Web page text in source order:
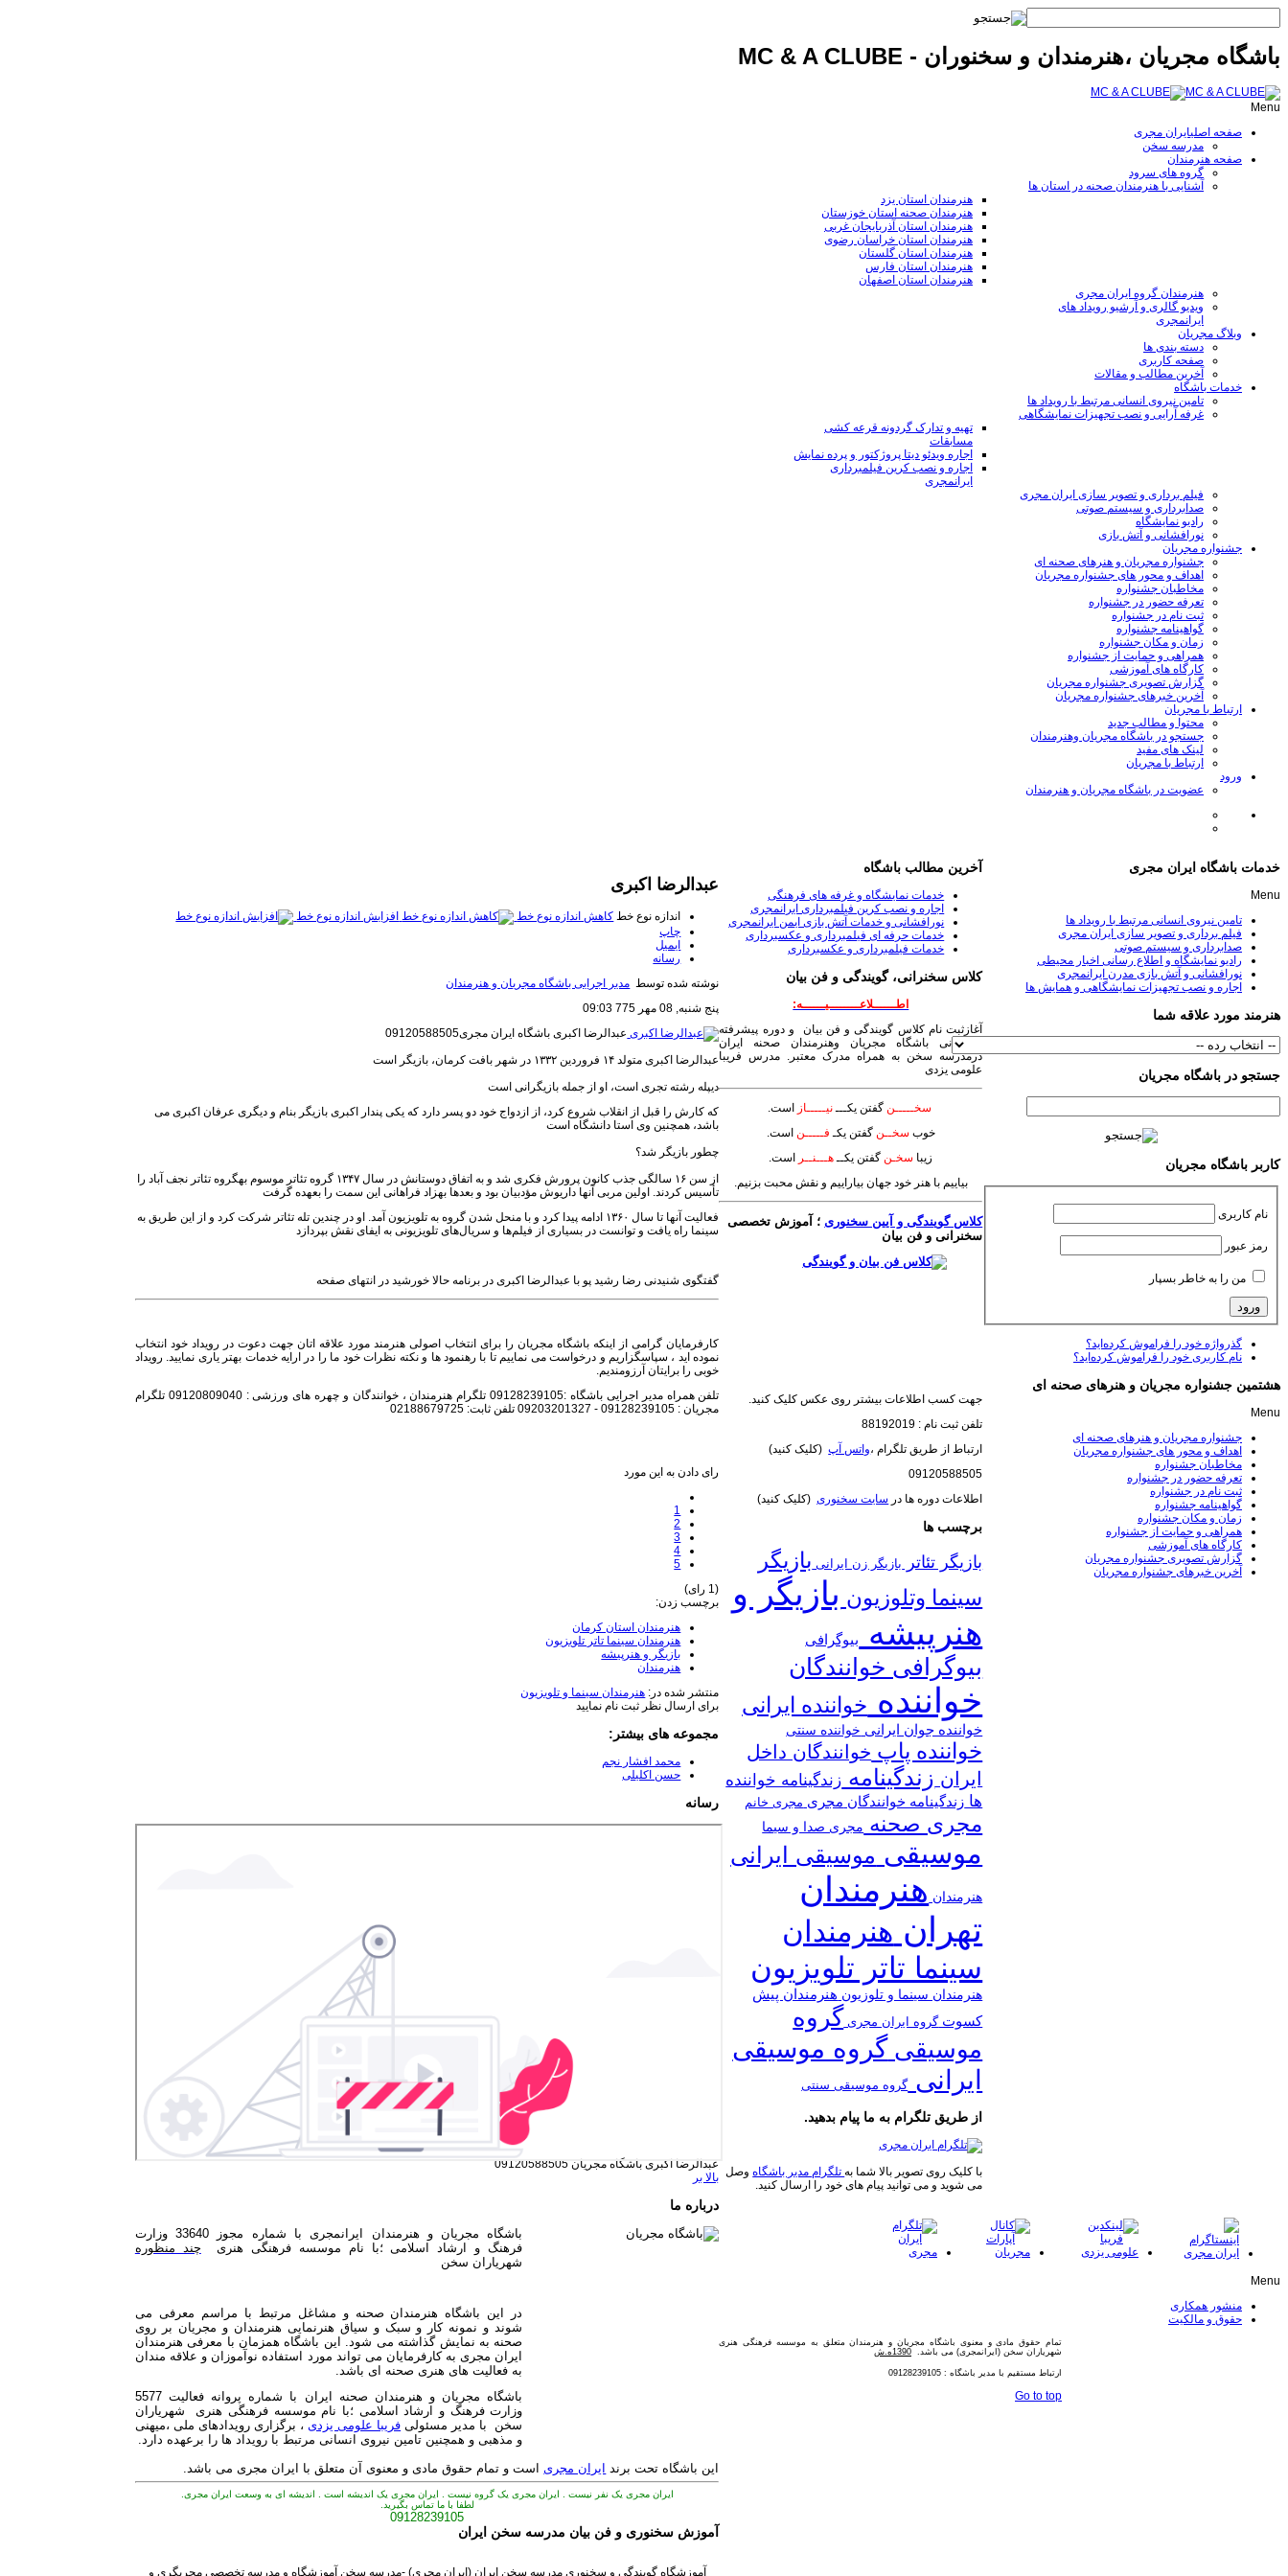
باشگاه مجریان ،هنرمندان و سخنوران - MC & A CLUBE
Menu
صفحه اصلیایران مجری
مدرسه سخن
صفحه هنرمندان
گروه های سرود
آشنایی با هنرمندان صحنه در استان ها
هنرمندان استان یزد
هنرمندان صحنه استان خوزستان
هنرمندان استان آذربایجان غربی
هنرمندان استان خراسان رضوی
هنرمندان استان گلستان
هنرمندان استان فارس
هنرمندان استان اصفهان
هنرمندان گروه ایران مجری
ویدیو گالری و آرشیو رویداد های
ایرانمجری
وبلاگ مجریان
دسته بندی ها
صفحه کاربری
آخرین مطالب و مقالات
خدمات باشگاه
تامین نیروی انسانی مرتبط با رویداد ها
غرفه آرایی و نصب تجهیزات نمایشگاهی
تهیه و تدارک گردونه قرعه کشی
مسابقات
اجاره ویدئو دیتا پروژکتور و پرده نمایش
اجاره و نصب کرین فیلمبرداری
ایرانمجری
فیلم برداری و تصویر سازی ایران مجری
صدابرداری و سیستم صوتی
رادیو نمایشگاه
نورافشانی و آتش بازی
جشنواره مجریان
جشنواره مجریان و هنرهای صحنه ای
اهداف و محور های جشنواره مجریان
مخاطبان جشنواره
تعرفه حضور در جشنواره
ثبت نام در جشنواره
گواهینامه جشنواره
زمان و مکان جشنواره
همراهی و حمایت از جشنواره
کارگاه های آموزشی
گزارش تصویری جشنواره مجریان
آخرین خبرهای جشنواره مجریان
ارتباط با مجریان
محتوا و مطالب جدید
جستجو در باشگاه مجریان وهنرمندان
لینک های مفید
ارتباط با مجریان
ورود
عضویت در باشگاه مجریان و هنرمندان
​عبدالرضا اکبری
اندازه نوع خط کاهش اندازه نوع خط
افزایش اندازه نوع خط
چاپ
ایمیل
رسانه
نوشته شده توسط مدیر اجرایی باشگاه مجریان و هنرمندان
پنج شنبه, 08 مهر 775 09:03
​عبدالرضا اکبری باشگاه ایران مجری09120588505
​عبدالرضا اکبری متولد ۱۴ فروردین ۱۳۳۲ در شهر بافت کرمان، بازیگر است
دیپله رشته تجری است، او از جمله بازیگرانی است
که کارش را قبل از انقلاب شروع کرد، از ازدواج خود دو پسر دارد که یکی پندار اکبری بازیگر بنام و دیگری عرفان اکبری می
باشد، همچنین وی استا دانشگاه است
چطور بازیگر شد؟
از سن ۱۶ سالگی جذب کانون پرورش فکری شد و به اتفاق دوستانش در سال ۱۳۴۷ گروه تئاتر موسوم بهگروه تئاتر نجف آباد را
تأسیس کردند. اولین مربی آنها داریوش مؤدبیان بود و بعدها بهزاد فراهانی این سمت را بعهده گرفت
فعالیت آنها تا سال ۱۳۶۰ ادامه پیدا کرد و با منحل شدن گروه به تلویزیون آمد. او در چندین تله تئاتر شرکت کرد و از این طریق به
سینما راه یافت و توانست در بسیاری از فیلم‌ها و سریال‌های تلویزیونی به ایفای نقش بپردازد
گفتگوی شنیدنی رضا رشید پو با عبدالرضا اکبری در برنامه حالا خورشید در انتهای صفحه
کارفرمایان گرامی از اینکه باشگاه مجریان را برای انتخاب اصولی هنرمند مورد علاقه اتان جهت دعوت در رویداد خود انتخاب
نموده اید ، سپاسگزاریم و درخواست می نماییم تا با رهنمود ها و نکته نظرات خود ما را در ارایه خدمات بهتر یاری نمایید. رویداد
خوبی را برایتان آرزومندیم.
تلفن همراه مدیر اجرایی باشگاه :09128239105 تلگرام هنرمندان ، خوانندگان و چهره های ورزشی : 09120809040 تلگرام
مجریان : 09128239105 - 09203201327 تلفن ثابت: 02188679725
رای دادن به این مورد
1
2
3
4
5
(1 رای)
برچسب زدن:
هنرمندان استان کرمان
هنرمندان سینما تاتر تلویزیون
بازیگر و هنرپیشه
هنرمندان
منتشر شده در: هنرمندان سینما و تلویزیون
برای ارسال نظر ثبت نام نمایید
مجموعه های بیشتر:
محمد افشار نجم
​حسن اکلیلی
رسانه
​عبدالرضا اکبری باشگاه مجریان 09120588505
بالا بر
درباره ما
باشگاه مجریان و هنرمندان ایرانمجری با شماره مجوز 33640 وزارت
فرهنگ و ارشاد اسلامی ؛با نام موسسه فرهنگی هنری چند منظوره
شهریاران سخن
در این باشگاه هنرمندان صحنه و مشاغل مرتبط با مراسم معرفی می
شوند و نمونه کار و سبک و سیاق هنرنمایی هنرمندان و مجریان بر روی
صحنه به نمایش گذاشته می شود. این باشگاه همزمان با معرفی هنرمندان
ایران مجری به کارفرمایان می تواند مورد استفاده نوآموزان و علاقه مندان
به فعالیت های هنری صحنه ای باشد.
باشگاه مجریان و هنرمندان صحنه ایران با شماره پروانه فعالیت 5577
وزارت فرهنگ و ارشاد اسلامی ؛با نام موسسه فرهنگی هنری شهریاران
سخن با مدیر مسئولی فریبا علومی یزدی ، برگزاری رویدادهای ملی ،میهنی
و مذهبی و همچنین تامین نیروی انسانی مرتبط با رویداد ها را برعهده دارد.
این باشگاه تحت برند ایران مجری است و تمام حقوق مادی و معنوی آن متعلق با ایران مجری می باشد.
ایران مجری یک نفر نیست . ایران مجری یک گروه نیست . ایران مجری یک اندیشه است . اندیشه ای به وسعت ایران مجری.
لطفا با ما تماس بگیرید.
09128239105
آموزش سخنوری و فن بیان مدرسه سخن ایران
آموزشگاه گویندگی و سخنوری مدرسه سخن ایران (ایران مجری) -مدرسه سخن آموزشگاه و مدرسه تخصصی مجریگری و
آخرین مطالب باشگاه
خدمات نمایشگاه و غرفه های فرهنگی
اجاره و نصب کرین فیلمبرداری ایرانمجری
نورافشانی و خدمات آتش بازی ایمن ایرانمجری
خدمات حرفه ای فیلمبرداری و عکسبرداری
خدمات فیلمبرداری و عکسبرداری
کلاس سخنرانی، گویندگی و فن بیان
اطــــــلاعــــــــیــــــه:
آغازثبت نام کلاس گویندگی و فن بیان و دوره پیشرفته
سخنرانی باشگاه مجریان وهنرمندان صحنه ایران
درمدرسه سخن به همراه مدرک معتبر. مدرس فریبا
علومی یزدی
سخـــــن گفتن یکـــنیـــــاز
است.
خوب سخــن گفتن یکـ فـــــن است.
زیبا سخـنگفتن یکــهـــنــر
است.
بیاییم با هنر خود جهان بیاراییم و نقش محبت بزنیم.
کلاس گویندگی و آیین سخنوری؛ آموزش تخصصی
سخنرانی و فن بیان
جهت کسب اطلاعات بیشتر روی عکس کلیک کنید.
تلفن ثبت نام : 88192019
ارتباط از طریق تلگرام ،واتس آپ(کلیک کنید)
09120588505
اطلاعات دوره ها در سایت سخنوری(کلیک کنید)
برچسب ها
بازیگر تئاتر بازیگر زن ایرانی بازیگر
سینما وتلوزیون بازیگر و
هنرپیشه
بیوگرافی
بیوگرافی خوانندگان
خواننده خواننده ایرانی
خواننده جوان ایرانی خواننده سنتی
خواننده پاپ خوانندگان داخل
ایران زندگینامه زندگینامه خواننده
ها زندگینامه خوانندگان مجری مجری خانم
مجری صحنه مجری صدا و سیما
موسیقی موسیقی ایرانی
هنرمندان هنرمندان
تهران هنرمندان
سینما تاتر تلویزیون
هنرمندان سینما و تلوزیون هنرمندان پیش
کسوتگروه ایران مجری گروه
موسیقیگروه موسیقی
ایرانیگروه موسیقی سنتی
از طریق تلگرام به ما پیام بدهید.
با کلیک روی تصویر بالا شما بهتلگرام مدیر باشگاهوصل
می شوید و می توانید پیام های خود را ارسال کنید.
خدمات باشگاه ایران مجری
Menu
تامین نیروی انسانی مرتبط با رویداد ها
فیلم برداری و تصویر سازی ایران مجری
صدابرداری و سیستم صوتی
رادیو نمایشگاه و اطلاع رسانی اخبار محیطی
نورافشانی و آتش بازی مدرن ایرانمجری
اجاره و نصب تجهیزات نمایشگاهی و همایش ها
هنرمند مورد علاقه شما
جستجو در باشگاه مجریان
کاربر باشگاه مجریان
نام کاربری
رمز عبور
من را به خاطر بسپار
گذرواژه خود را فراموش کرده‌اید؟
نام کاربری خود را فراموش کرده‌اید؟
هشتمین جشنواره مجریان و هنرهای صحنه ای
Menu
جشنواره مجریان و هنرهای صحنه ای
اهداف و محور های جشنواره مجریان
مخاطبان جشنواره
تعرفه حضور در جشنواره
ثبت نام در جشنواره
گواهینامه جشنواره
زمان و مکان جشنواره
همراهی و حمایت از جشنواره
کارگاه های آموزشی
گزارش تصویری جشنواره مجریان
آخرین خبرهای جشنواره مجریان
Menu
منشور همکاری
حقوق و مالکیت
تمام حقوق مادی و معنوی باشگاه مجریان و هنرمندان متعلق به موسسه فرهنگی هنری
شهریاران سخن (ایرانمجری) می باشد. 1390ه.ش
ارتباط مستقیم با مدیر باشگاه : 09128239105
Go to top